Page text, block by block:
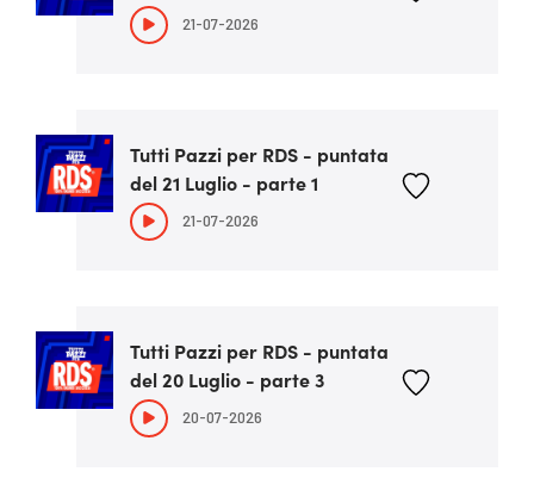
21-07-2026
Tutti Pazzi per RDS - puntata
del 21 Luglio - parte 1
21-07-2026
Tutti Pazzi per RDS - puntata
del 20 Luglio - parte 3
20-07-2026